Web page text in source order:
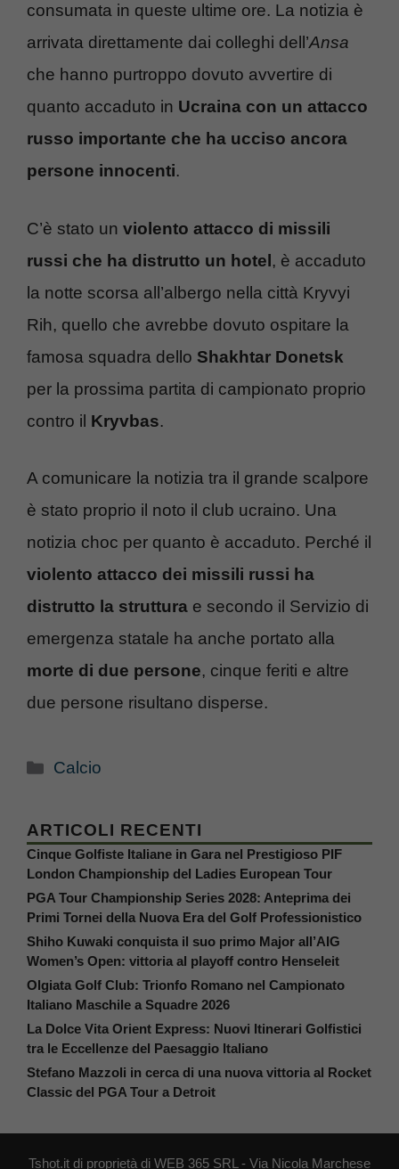
consumata in queste ultime ore. La notizia è
arrivata direttamente dai colleghi dell’Ansa
che hanno purtroppo dovuto avvertire di
quanto accaduto in Ucraina con un attacco
russo importante che ha ucciso ancora
persone innocenti.
C’è stato un violento attacco di missili
russi che ha distrutto un hotel , è accaduto
la notte scorsa all’albergo nella città Kryvyi
Rih, quello che avrebbe dovuto ospitare la
famosa squadra dello Shakhtar Donetsk
per la prossima partita di campionato proprio
contro il Kryvbas.
A comunicare la notizia tra il grande scalpore
è stato proprio il noto il club ucraino. Una
notizia choc per quanto è accaduto. Perché il
violento attacco dei missili russi ha
distrutto la struttura e secondo il Servizio di
emergenza statale ha anche portato alla
morte di due persone, cinque feriti e altre
due persone risultano disperse.
Categorie
Calcio
ARTICOLI RECENTI
Cinque Golfiste Italiane in Gara nel Prestigioso PIF
London Championship del Ladies European Tour
PGA Tour Championship Series 2028: Anteprima dei
Primi Tornei della Nuova Era del Golf Professionistico
Shiho Kuwaki conquista il suo primo Major all’AIG
Women’s Open: vittoria al playoff contro Henseleit
Olgiata Golf Club: Trionfo Romano nel Campionato
Italiano Maschile a Squadre 2026
La Dolce Vita Orient Express: Nuovi Itinerari Golfistici
tra le Eccellenze del Paesaggio Italiano
Stefano Mazzoli in cerca di una nuova vittoria al Rocket
Classic del PGA Tour a Detroit
Tshot.it di proprietà di WEB 365 SRL - Via Nicola Marchese